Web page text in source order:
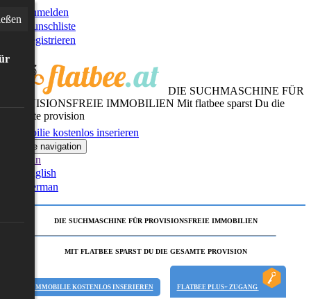
Anmelden
Wunschliste
Registrieren
DIE SUCHMASCHINE FÜR
PROVISIONSFREIE IMMOBILIEN Mit flatbee sparst Du die
gesamte provision
Immobilie kostenlos inserieren
Toggle navigation
German
English
German
DIE SUCHMASCHINE FÜR PROVISIONSFREIE IMMOBILIEN
MIT FLATBEE SPARST DU DIE GESAMTE PROVISION
IMMOBILIE KOSTENLOS INSERIEREN FLATBEE PLUS+ ZUGANG